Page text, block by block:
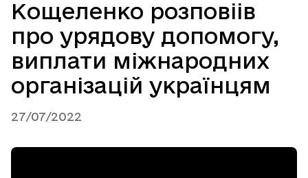
Кощеленко розповіів
про урядову допомогу,
виплати міжнародних
організацій українцям
27/07/2022